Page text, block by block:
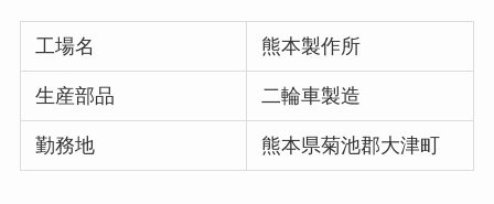
工場名 熊本製作所
生産部品 二輪車製造
勤務地 熊本県菊池郡大津町